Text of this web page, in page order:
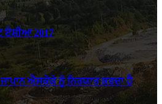
ਏਸ਼ੀਆ 2017
ਐਸਕੇਕੇ ਨੂੰ ਨਿਰਯਾਤ ਕਰਦਾ ਹੈ